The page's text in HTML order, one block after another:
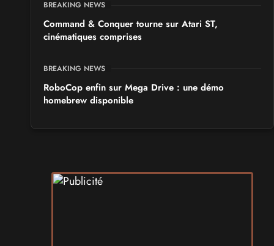
BREAKING NEWS
Command & Conquer tourne sur Atari ST,
cinématiques comprises
BREAKING NEWS
RoboCop enfin sur Mega Drive : une démo
homebrew disponible